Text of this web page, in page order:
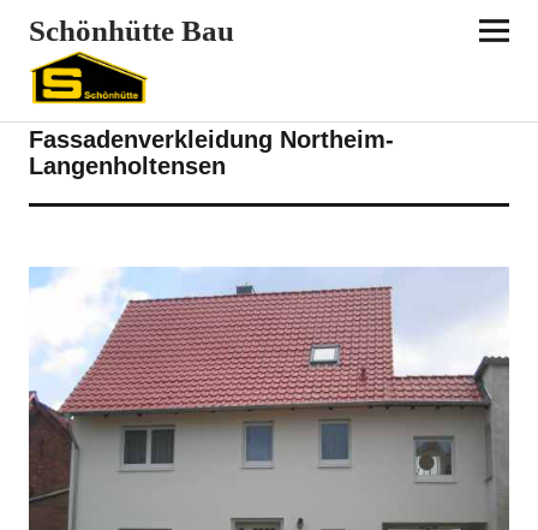
Schönhütte Bau
BAUBETRIEB
Fassadenverkleidung Northeim-
Langenholtensen